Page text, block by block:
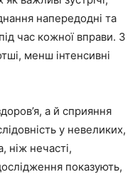
напередодні та
час кожної вправи. З
менш інтенсивні
а й сприяння
у невеликих,
ніж нечасті,
показують,